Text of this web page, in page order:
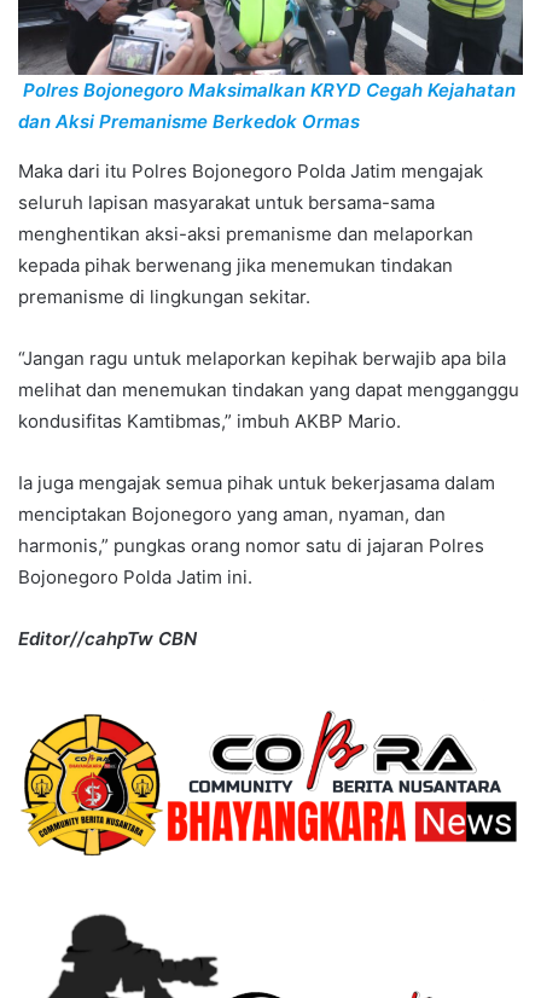
Polres Bojonegoro Maksimalkan KRYD Cegah Kejahatan
dan Aksi Premanisme Berkedok Ormas
Maka dari itu Polres Bojonegoro Polda Jatim mengajak
seluruh lapisan masyarakat untuk bersama-sama
menghentikan aksi-aksi premanisme dan melaporkan
kepada pihak berwenang jika menemukan tindakan
premanisme di lingkungan sekitar.
“Jangan ragu untuk melaporkan kepihak berwajib apa bila
melihat dan menemukan tindakan yang dapat mengganggu
kondusifitas Kamtibmas,” imbuh AKBP Mario.
Ia juga mengajak semua pihak untuk bekerjasama dalam
menciptakan Bojonegoro yang aman, nyaman, dan
harmonis,” pungkas orang nomor satu di jajaran Polres
Bojonegoro Polda Jatim ini.
Editor//cahpTw CBN